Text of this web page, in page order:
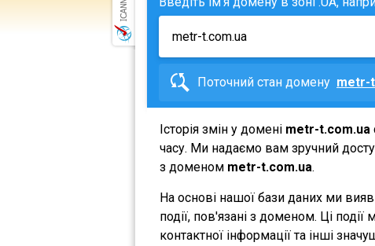
Поточний стан домену metr-
Історія змін у домені metr-t.com.ua
часу. Ми надаємо вам зручний
з доменом metr-t.com.ua.
На основі нашої бази даних ми
події, пов'язані з доменом. Ці
контактної інформації та інші